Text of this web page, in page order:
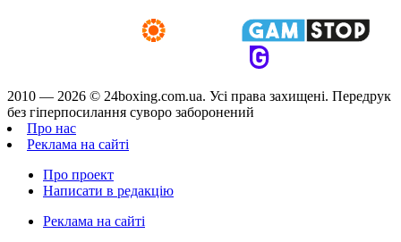
2010 — 2026 © 24boxing.com.ua. Усi права захищенi. Передрук
без гіперпосилання суворо заборонений
Про нас
Реклама на сайті
Про проект
Написати в редакцію
Реклама на сайті